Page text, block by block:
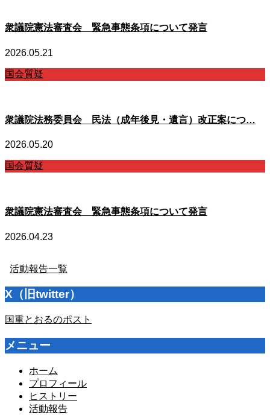
衆議院憲法審査会 緊急事態条項について発言
2026.05.21
国会質疑
衆議院法務委員会 民法（成年後見・遺言）改正案につ…
2026.05.20
国会質疑
衆議院憲法審査会 緊急事態条項について発言
2026.04.23
活動報告一覧
X（旧twitter）
国重とおるのポスト
メニュー
ホーム
プロフィール
ヒストリー
活動報告